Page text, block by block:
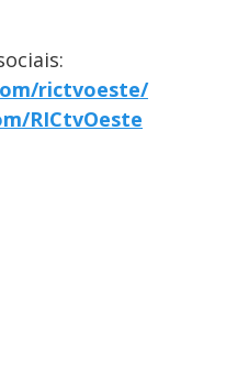
rictvoeste/
RICtvOeste